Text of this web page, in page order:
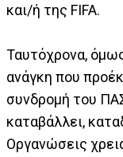
και/ή της FIFA.
Ταυτόχρονα,
ανάγκη που
συνδρομή του
καταβάλλει,
Οργανώσεις